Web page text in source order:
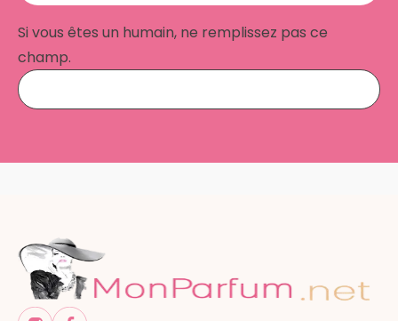
Si vous êtes un humain, ne remplissez pas ce
champ.